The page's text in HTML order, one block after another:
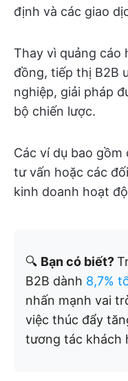
định và các giao
Thay vì quảng cáo
đồng, tiếp thị B2B
nghiệp, giải pháp
bộ chiến lược.
Các ví dụ bao gồm
tư vấn hoặc các
kinh doanh hoạt
🔍 Bạn có biết?
B2B dành 8,7%
nhấn mạnh vai
việc thúc đẩy
tương tác khách